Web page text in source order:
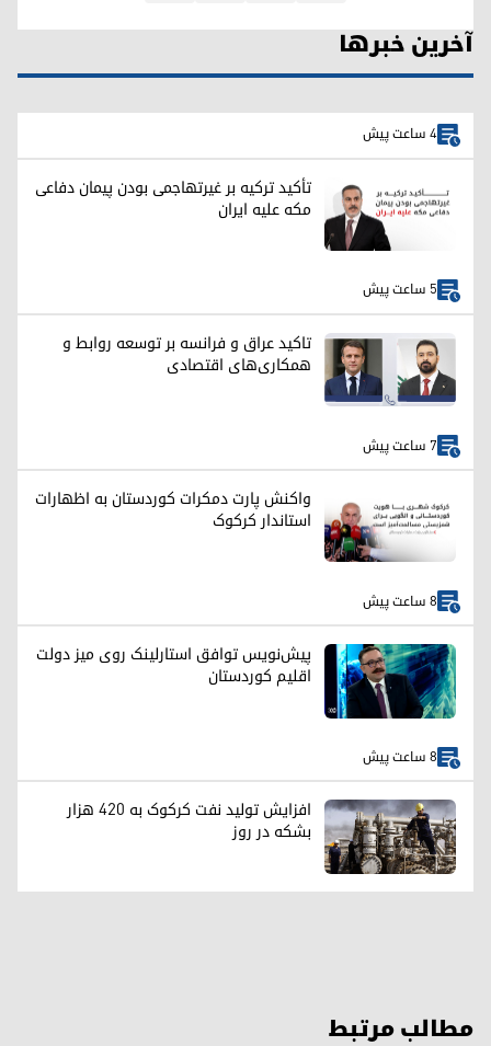
آخرین خبرها
4 ساعت پیش
تأکید ترکیه بر غیرتهاجمی بودن پیمان دفاعی
مکه علیه ایران
5 ساعت پیش
تاکید عراق و فرانسه بر توسعه روابط و
همکاری‌های اقتصادی
7 ساعت پیش
واکنش پارت دمکرات کوردستان به اظهارات
استاندار کرکوک
8 ساعت پیش
پیش‌نویس توافق استارلینک روی میز دولت
اقلیم کوردستان
8 ساعت پیش
افزایش تولید نفت کرکوک به ۴۲۰ هزار
بشکه در روز
مطالب مرتبط